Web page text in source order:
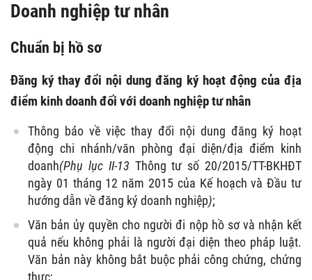
Doanh nghiệp tư nhân
Chuẩn bị hồ sơ
Đăng ký thay đổi nội dung đăng ký hoạt động của địa
điểm kinh doanh đối với doanh nghiệp tư nhân
Thông báo về việc thay đổi nội dung đăng ký hoạt
động chi nhánh/văn phòng đại diện/địa điểm kinh
doanh(Phụ lục II-13 Thông tư số 20/2015/TT-BKHĐT
ngày 01 tháng 12 năm 2015 của Kế hoạch và Đầu tư
hướng dẫn về đăng ký doanh nghiệp);
Văn bản ủy quyền cho người đi nộp hồ sơ và nhận kết
quả nếu không phải là người đại diện theo pháp luật.
Văn bản này không bắt buộc phải công chứng, chứng
thực;